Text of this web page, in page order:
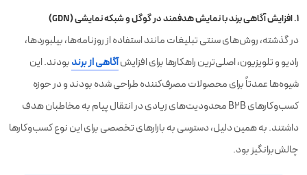
۱. افزایش آگاهی برند با نمایش هدفمند در گوگل و شبکه نمایشی (GDN)
در گذشته، روش‌های سنتی تبلیغات مانند استفاده از روزنامه‌ها، بیلبوردها،
رادیو و تلویزیون، اصلی‌ترین راهکارها برای افزایشآگاهی از برندبودند. این
شیوه‌ها عمدتاً برای محصولات مصرف‌کننده طراحی شده بودند و در حوزه
کسب‌وکارهای B2B محدودیت‌های زیادی در انتقال پیام به مخاطبان هدف
داشتند. به همین دلیل، دسترسی به بازارهای تخصصی برای این نوع کسب‌وکارها
چالش‌برانگیز بود.